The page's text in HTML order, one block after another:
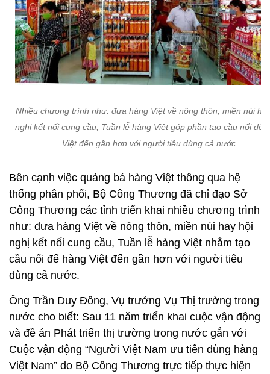
Nhiều chương trình như: đưa hàng Việt về nông thôn, miền núi
nghị kết nối cung cầu, Tuần lễ hàng Việt góp phần tạo cầu nối để
Việt đến gần hơn với người tiêu dùng cả nước.
Bên cạnh việc quảng bá hàng Việt thông qua hệ
thống phân phối, Bộ Công Thương đã chỉ đạo Sở
Công Thương các tỉnh triển khai nhiều chương trình
như: đưa hàng Việt về nông thôn, miền núi hay hội
nghị kết nối cung cầu, Tuần lễ hàng Việt nhằm tạo
cầu nối để hàng Việt đến gần hơn với người tiêu
dùng cả nước.
Ông Trần Duy Đông, Vụ trưởng Vụ Thị trường trong
nước cho biết: Sau 11 năm triển khai cuộc vận động
và đề án Phát triển thị trường trong nước gắn với
Cuộc vận động “Người Việt Nam ưu tiên dùng hàng
Việt Nam” do Bộ Công Thương trực tiếp thực hiện